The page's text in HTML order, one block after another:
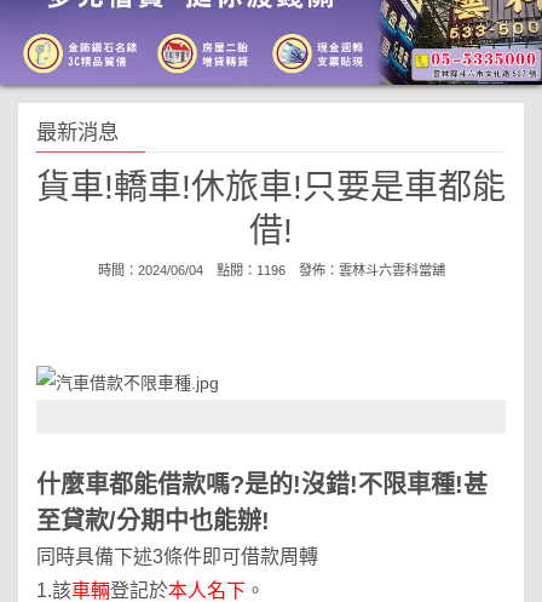
最新消息
貨車!轎車!休旅車!只要是車都能
借!
時間：2024/06/04 點閱：1196 發佈： 雲林斗六雲科當舖
什麼車都能借款嗎?是的!沒錯!不限車種!甚
至貸款/分期中也能辦!
同時具備下述3條件即可借款周轉
1.該車輛登記於本人名下 。